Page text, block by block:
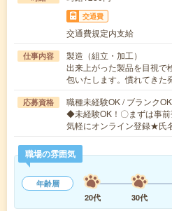
交通費
交通費規定内支給
仕事内容
製造（組立・加工）
出来上がった製品を目視で
包いたします。慣れてき
応募資格
職種未経験OK / ブランク
◆未経験OK！〇まずは事
気軽にオンライン登録★氏
職場の雰囲気
年齢層
20代
30代